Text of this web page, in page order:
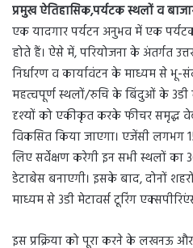
प्रमुख ऐतिहासिक,पर्यटक स्थलों व
एक यादगार पर्यटन अनुभव में एक
होते हैं। ऐसे में, परियोजना के अंतर्गत
निर्धारण व कार्यावंटन के माध्यम से भू-
महत्वपूर्ण स्थलों/रुचि के बिंदुओं के 3डी
दृश्यों को एकीकृत करके फीचर समृद्ध
विकसित किया जाएगा। एजेंसी लगभग
लिए सर्वेक्षण करेगी इन सभी स्थलों का
डेटाबेस बनाएगी। इसके बाद, दोनों
माध्यम से 3डी मेटावर्स टूरिंग
इस प्रक्रिया को पूरा करने के लखनऊ और